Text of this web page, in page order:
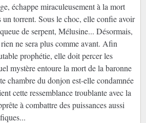
échappe miraculeusement à la mort
un torrent. Sous le choc, elle confie avoir
de serpent, Mélusine... Désormais,
ne sera plus comme avant. Afin
prophétie, elle doit percer les
mystère entoure la mort de la baronne
chambre du donjon est-elle condamnée
cette ressemblance troublante avec la
à combattre des puissances aussi